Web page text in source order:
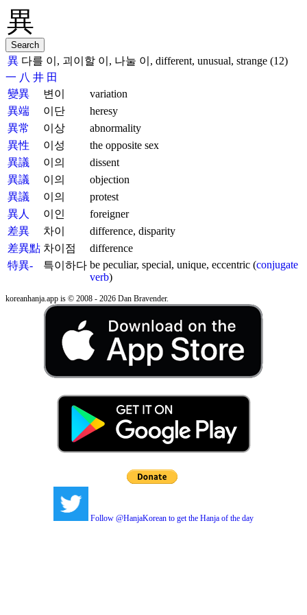
異 다를 이, 괴이할 이, 나눌 이, different, unusual, strange (12)
一 八 井 田
變異
변이
variation
異端
이단
heresy
異常
이상
abnormality
異性
이성
the opposite sex
異議
이의
dissent
異議
이의
objection
異議
이의
protest
異人
이인
foreigner
差異
차이
difference, disparity
差異點 차이점
difference
特異-
특이하다 be peculiar, special, unique, eccentric (conjugate
verb)
koreanhanja.app is © 2008 - 2026 Dan Bravender.
Follow @HanjaKorean to get the Hanja of the day